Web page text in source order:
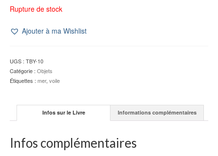
Rupture de stock
Ajouter à ma Wishlist
UGS : TBY-10
Catégorie : Objets
Étiquettes : mer, voile
Infos sur le Livre Informations complémentaires
Infos complémentaires